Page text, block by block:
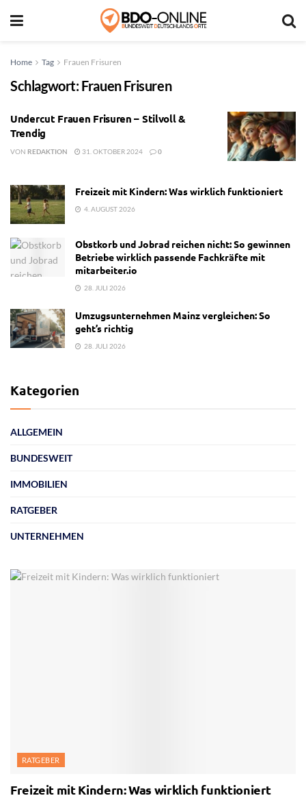
Home Tag Frauen Frisuren
Schlagwort:Frauen Frisuren
Undercut Frauen Frisuren – Stilvoll &
Trendig
VON REDAKTION 31. OKTOBER 2024 0
Freizeit mit Kindern: Was wirklich funktioniert
4. AUGUST 2026
Obstkorb und Jobrad reichen nicht: So gewinnen
Betriebe wirklich passende Fachkräfte mit
mitarbeiter.io
28. JULI 2026
Umzugsunternehmen Mainz vergleichen: So
geht’s richtig
28. JULI 2026
Kategorien
ALLGEMEIN
BUNDESWEIT
IMMOBILIEN
RATGEBER
UNTERNEHMEN
RATGEBER
Freizeit mit Kindern: Was wirklich funktioniert